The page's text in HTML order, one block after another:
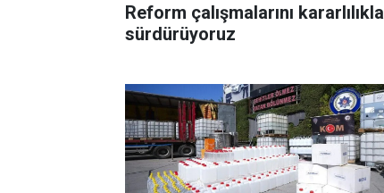
Reform çalışmalarını kararlılıkla
sürdürüyoruz